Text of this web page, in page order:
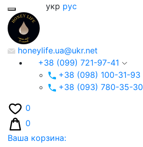
укр рус
honeylife.ua@ukr.net
+38 (099) 721-97-41
+38 (098) 100-31-93
+38 (093) 780-35-30
0
0
Ваша корзина: